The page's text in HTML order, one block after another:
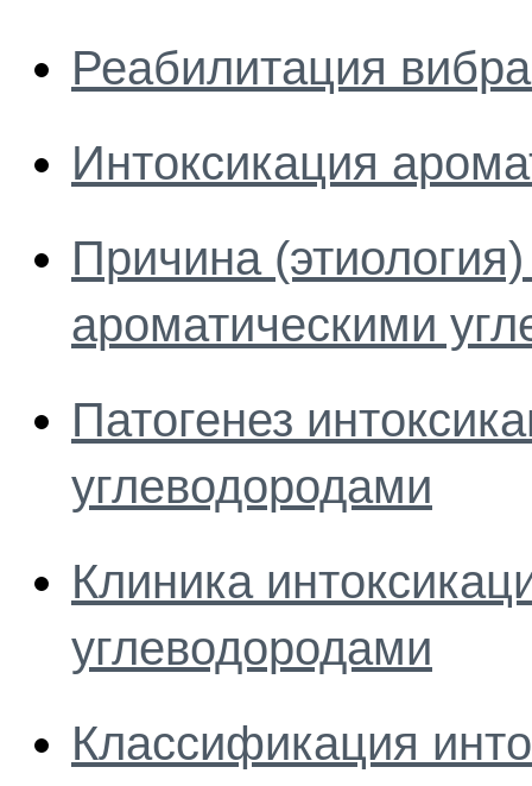
Реабилитация
Интоксикация
Причина
ароматическими
Патогенез
углеводородами
Клиника
углеводородами
Классификация